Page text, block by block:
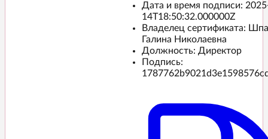
Дата и время подписи:
14T18:50:32.000000Z
Владелец сертификата:
Галина Николаевна
Должность: Директор
Подпись: